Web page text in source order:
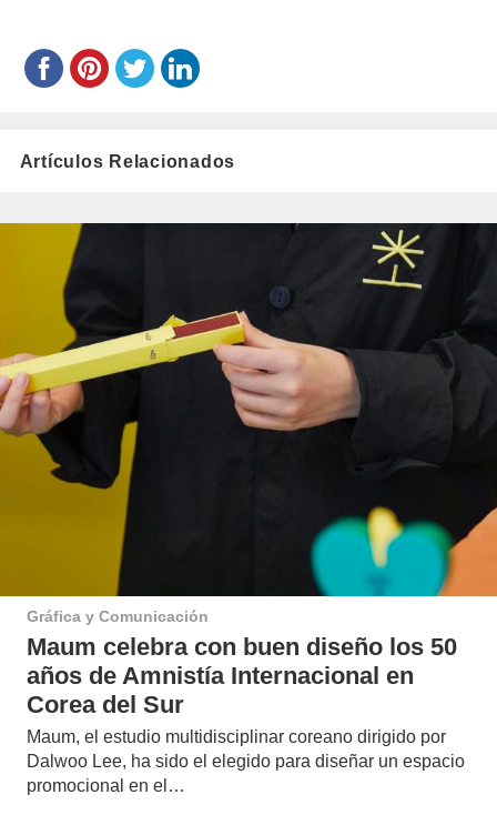
Artículos Relacionados
Gráfica y Comunicación
Maum celebra con buen diseño los 50
años de Amnistía Internacional en
Corea del Sur
Maum, el estudio multidisciplinar coreano dirigido por
Dalwoo Lee, ha sido el elegido para diseñar un espacio
promocional en el…